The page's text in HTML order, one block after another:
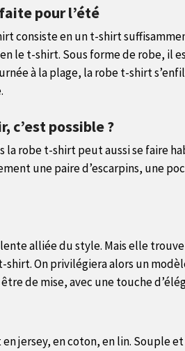
pour l’été
consiste en un t-shirt
le t-shirt. Sous forme de robe,
à la plage, la robe t-shirt
c’est possible ?
la robe t-shirt peut aussi se faire
une paire d’escarpins, une
alliée du style. Mais elle
On privilégiera alors un
de mise, avec une touche
jersey, en coton, en lin.